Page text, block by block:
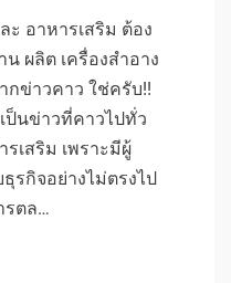
ะ อาหารเสริม ต้อง
น ผลิต เครื่องสำอาง
กข่าวคาว ใช่ครับ!!
นข่าวที่คาวไปทั่ว
รเสริม เพราะมีผู้
รกิจอย่างไม่ตรงไป
รตล…